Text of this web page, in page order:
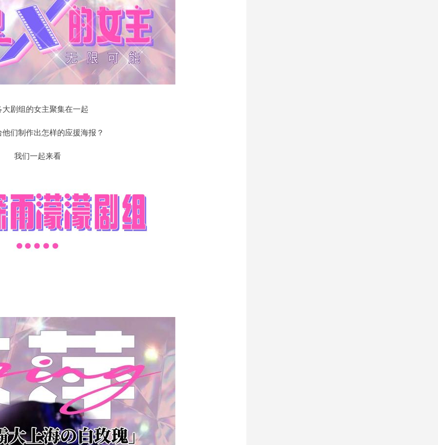
大剧组的女主聚集在一起
们制作出怎样的应援海报？
我们一起来看